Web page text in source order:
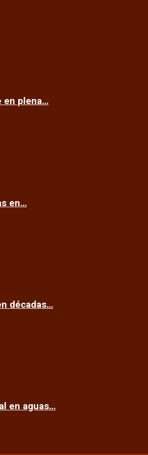
en plena…
en…
décadas…
en aguas…